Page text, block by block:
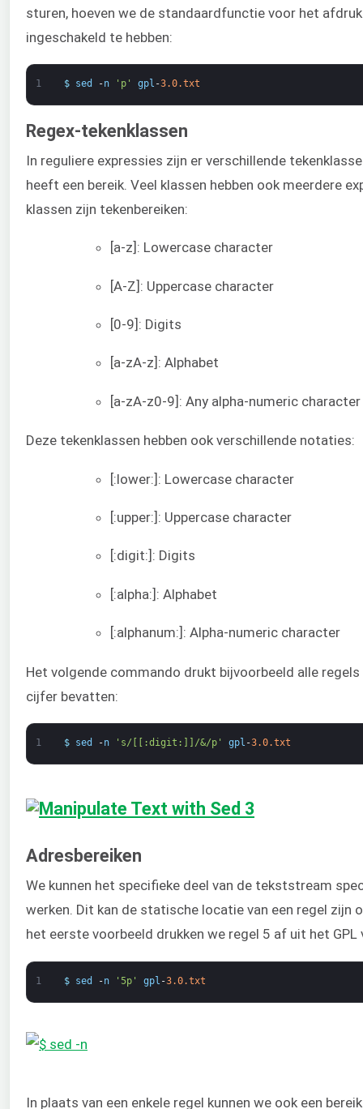
sturen, hoeven we de standaardfunctie voor het
ingeschakeld te hebben:
1 $ sed -n 'p' gpl -3.0.txt
Regex-tekenklassen
In reguliere expressies zijn er verschillende
heeft een bereik. Veel klassen hebben ook meerdere
klassen zijn tekenbereiken:
[a-z]: Lowercase character
[A-Z]: Uppercase character
[0-9]: Digits
[a-zA-z]: Alphabet
[a-zA-z0-9]: Any alpha-numeric character
Deze tekenklassen hebben ook verschillende notaties:
[:lower:]: Lowercase character
[:upper:]: Uppercase character
[:digit:]: Digits
[:alpha:]: Alphabet
[:alphanum:]: Alpha-numeric character
Het volgende commando drukt bijvoorbeeld alle
cijfer bevatten:
1 $ sed -n 's/[[:digit:]]/&/p' gpl -3.0.txt
Adresbereiken
We kunnen het specifieke deel van de tekststream
werken. Dit kan de statische locatie van een regel zijn
het eerste voorbeeld drukken we regel 5 af uit het
1 $ sed -n '5p' gpl -3.0.txt
In plaats van een enkele regel kunnen we ook een